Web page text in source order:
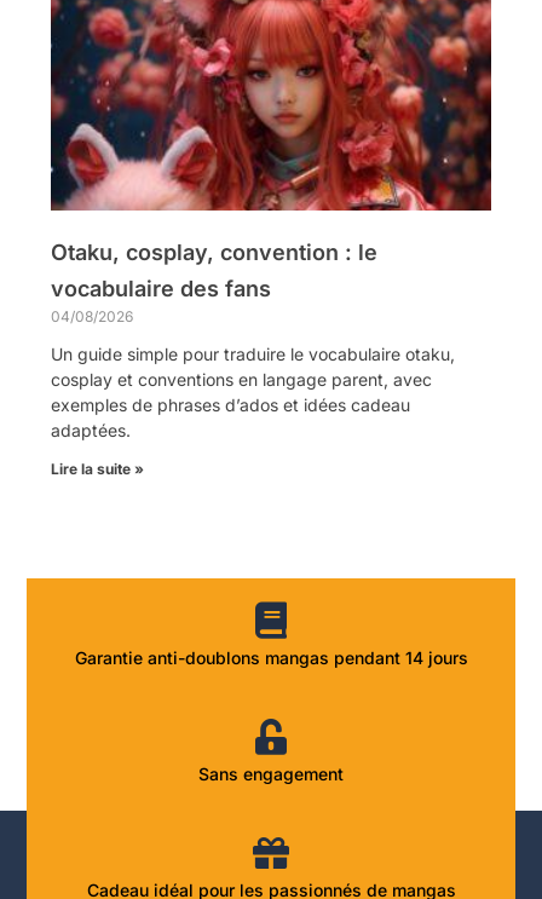
Otaku, cosplay, convention : le
vocabulaire des fans
04/08/2026
Un guide simple pour traduire le vocabulaire otaku,
cosplay et conventions en langage parent, avec
exemples de phrases d’ados et idées cadeau
adaptées.
Lire la suite »
Garantie anti-doublons mangas pendant 14 jours
Sans engagement
Cadeau idéal pour les passionnés de mangas